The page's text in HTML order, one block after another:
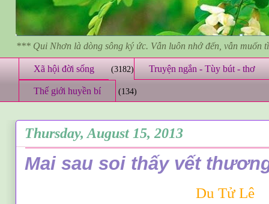
*** Qui Nhơn là dòng sông ký ức. Vẫn luôn nhớ đến, vẫn muốn
Xã hội đời sống (3182) Truyện ngắn - Tùy bút - thơ
Thế giới huyền bí (134)
Thursday, August 15, 2013
Mai sau soi thấy vết
Du Tử Lê